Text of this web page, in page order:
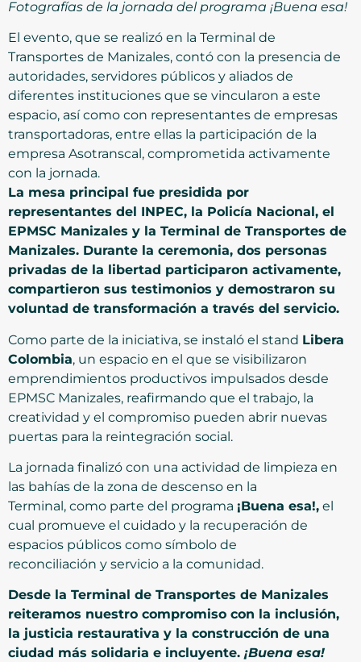
Fotografías de la jornada del programa ¡Buena esa!
El evento, que se realizó en la Terminal de
Transportes de Manizales, contó con la presencia de
autoridades, servidores públicos y aliados de
diferentes instituciones que se vincularon a este
espacio, así como con representantes de empresas
transportadoras, entre ellas la participación de la
empresa Asotranscal, comprometida activamente
con la jornada.
La mesa principal fue presidida por
representantes del INPEC, la Policía Nacional, el
EPMSC Manizales y la Terminal de Transportes de
Manizales. Durante la ceremonia, dos personas
privadas de la libertad participaron activamente,
compartieron sus testimonios y demostraron su
voluntad de transformación a través del servicio.
Como parte de la iniciativa, se instaló el stand Libera
Colombia, un espacio en el que se visibilizaron
emprendimientos productivos impulsados desde
EPMSC Manizales, reafirmando que el trabajo, la
creatividad y el compromiso pueden abrir nuevas
puertas para la reintegración social.
La jornada finalizó con una actividad de limpieza en
las bahías de la zona de descenso en la
Terminal, como parte del programa ¡Buena esa!, el
cual promueve el cuidado y la recuperación de
espacios públicos como símbolo de
reconciliación y servicio a la comunidad.
Desde la Terminal de Transportes de Manizales
reiteramos nuestro compromiso con la inclusión,
la justicia restaurativa y la construcción de una
ciudad más solidaria e incluyente. ¡Buena esa!